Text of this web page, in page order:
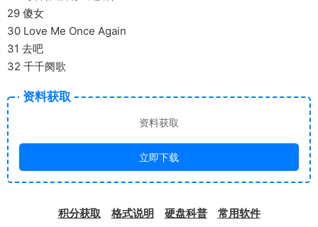
29 傻女
30 Love Me Once Again
31 去吧
32 千千阕歌
资料获取
资料获取
立即下载
积分获取 格式说明 硬盘科普 常用软件